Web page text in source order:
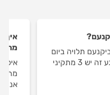
תלויה ביום
ובשעה בה תיכנסו לאתר. ברגע זה יש 3 מתקיני
איך
אנו